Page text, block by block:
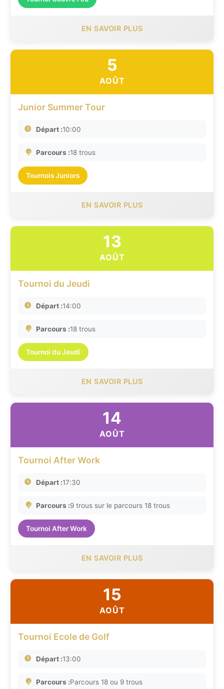
EN SAVOIR PLUS
5
AOÛT
Junior Summer Tour
Départ :10:00
Parcours :18 trous
Tournois Juniors
EN SAVOIR PLUS
13
AOÛT
Tournoi du Jeudi
Départ :14:00
Parcours :18 trous
Tournoi du Jeudi
EN SAVOIR PLUS
14
AOÛT
Tournoi After Work
Départ :17:30
Parcours :9 trous sur le parcours 18 trous
Tournoi After Work
EN SAVOIR PLUS
15
AOÛT
Tournoi Ecole de Golf
Départ :13:00
Parcours :Parcours 18 ou 9 trous